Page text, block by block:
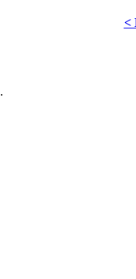
<
.